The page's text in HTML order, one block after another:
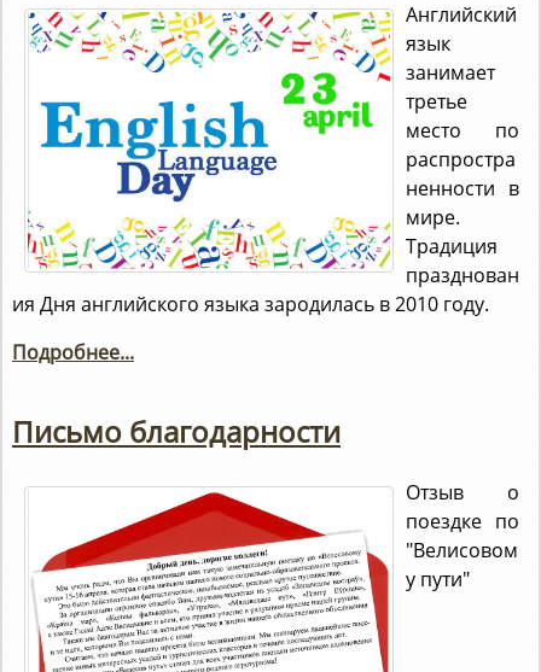
Английский
язык
занимает
третье
место по
распростра
ненности в
мире.
Традиция
празднован
ия Дня английского языка зародилась в 2010 году.
Подробнее...
Письмо благодарности
Отзыв о
поездке по
"Велисовом
у пути"